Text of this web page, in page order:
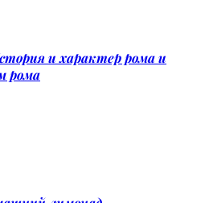
и характер рома и
рома